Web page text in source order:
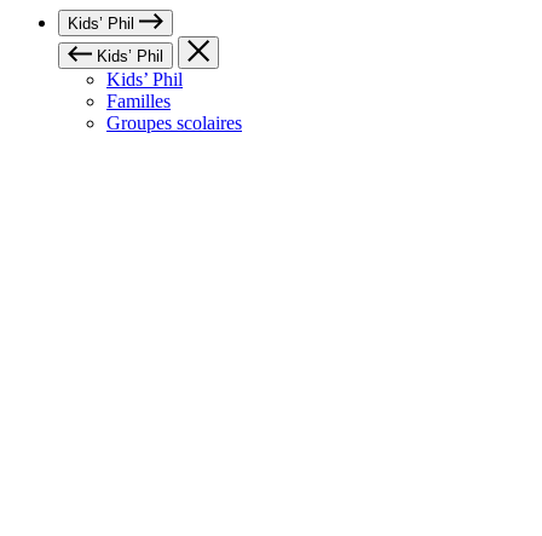
Kids’ Phil
Kids’ Phil
Kids’ Phil
Familles
Groupes scolaires